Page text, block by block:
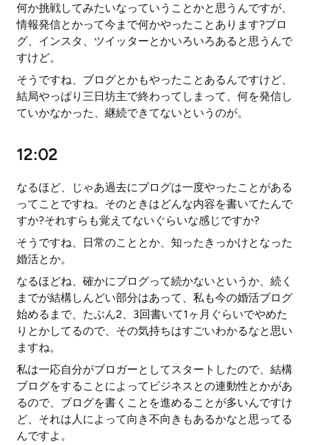
何か挑戦してみたいなっていうことかと思うんですが、
情報発信とかって今まで何かやったことあります?ブロ
グ、インスタ、ツイッターとかいろいろあると思うんで
すけど。
そうですね、ブログとかもやったことあるんですけど、
結局やっぱり三日坊主で終わってしまって、何を発信し
ていかなかった、継続できてないというのが。
12:02
なるほど、じゃあ過去にブログは一度やったことがある
ってことですね。そのときはどんな内容を書いてたんで
すか?それすらも覚えてないぐらいな感じですか?
そうですね、日常のこととか、知ったきっかけとなった
婚活とか。
なるほどね、確かにブログって続かないというか、続く
までが結構しんどい部分はあって、私も今の婚活ブログ
始めるまで、たぶん2、3回書いて1ヶ月ぐらいでやめた
りとかしてるので、その気持ちはすごいわかるなと思い
ますね。
私は一応自分がブロガーとしてスタートしたので、結構
ブログをすることによってビジネスとの連動性とかがあ
るので、ブログを書くことを進めることが多いんですけ
ど、それは人によって向き不向きもあるかなと思ってる
んですよ。